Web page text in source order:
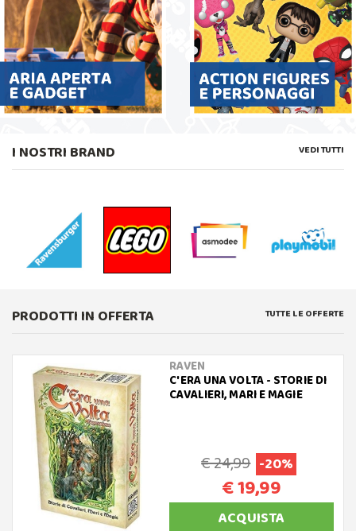
I NOSTRI BRAND VEDI TUTTI
PRODOTTI IN OFFERTA TUTTE LE OFFERTE
RAVEN
C'ERA UNA VOLTA - STORIE DI
CAVALIERI, MARI E MAGIE
€ 24,99 -20%
€ 19,99
ACQUISTA